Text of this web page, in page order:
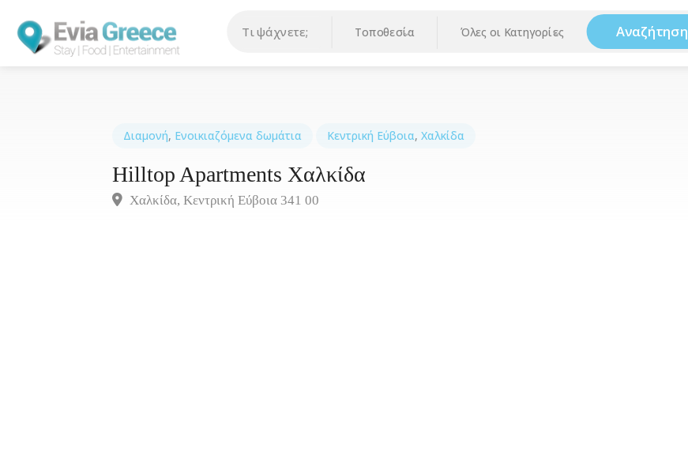
Τοποθεσία Όλες οι Κατηγορίες Αναζήτηση
Διαμονή, Ενοικιαζόμενα δωμάτια Κεντρική Εύβοια, Χαλκίδα
Hilltop Apartments Χαλκίδα
Χαλκίδα, Κεντρική Εύβοια 341 00